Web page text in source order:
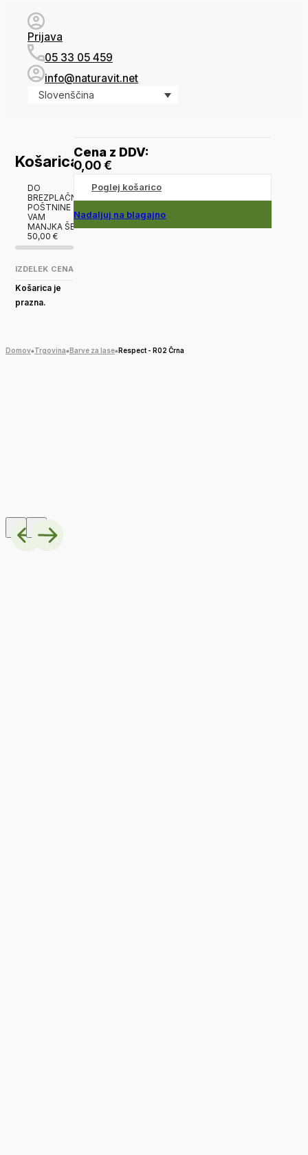
Prijava
05 33 05 459
info@naturavit.net
Slovenščina
Košarica
DO
BREZPLAČNE
POŠTNINE
VAM
MANJKA ŠE
50,00 €
IZDELEK CENA
Košarica je
prazna.
Cena z DDV:
0,00€
Poglej košarico
Nadaljuj na blagajno
Domov Trgovina Barve za lase Respect - R02 Črna